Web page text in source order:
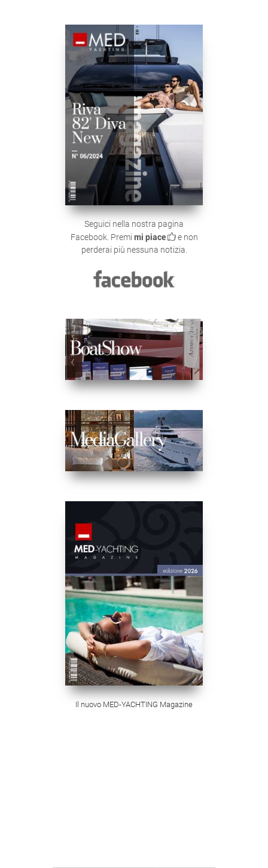
Seguici nella nostra pagina
Facebook. Premi mi piace
e non
perderai più nessuna notizia.
Il nuovo MED-YACHTING Magazine